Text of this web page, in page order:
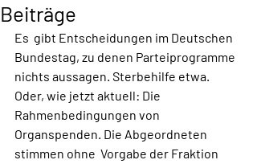
Beiträge
Es  gibt Entscheidungen im Deutschen
Bundestag, zu denen Parteiprogramme
nichts aussagen. Sterbehilfe etwa.
Oder, wie jetzt aktuell: Die
Rahmenbedingungen von
Organspenden. Die Abgeordneten
stimmen ohne  Vorgabe der Fraktion